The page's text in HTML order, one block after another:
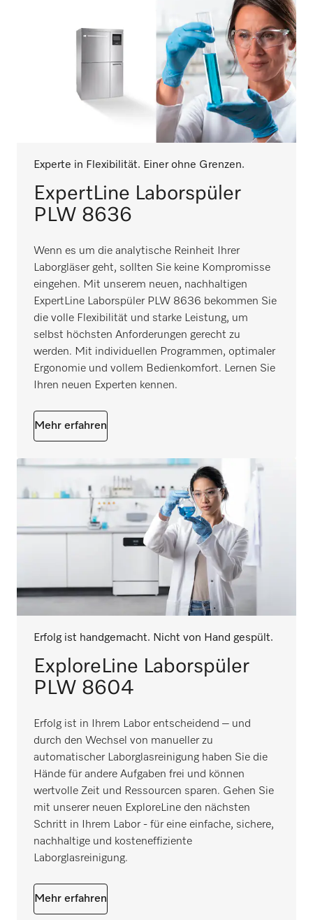
Experte in Flexibilität. Einer ohne Grenzen.
ExpertLine Laborspüler
PLW 8636
Wenn es um die analytische Reinheit Ihrer
Laborgläser geht, sollten Sie keine Kompromisse
eingehen. Mit unserem neuen, nachhaltigen
ExpertLine Laborspüler PLW 8636 bekommen Sie
die volle Flexibilität und starke Leistung, um
selbst höchsten Anforderungen gerecht zu
werden. Mit individuellen Programmen, optimaler
Ergonomie und vollem Bedienkomfort. Lernen Sie
Ihren neuen Experten kennen.
Mehr erfahren
Erfolg ist handgemacht. Nicht von Hand gespült.
ExploreLine Laborspüler
PLW 8604
Erfolg ist in Ihrem Labor entscheidend – und
durch den Wechsel von manueller zu
automatischer Laborglasreinigung haben Sie die
Hände für andere Aufgaben frei und können
wertvolle Zeit und Ressourcen sparen. Gehen Sie
mit unserer neuen ExploreLine den nächsten
Schritt in Ihrem Labor - für eine einfache, sichere,
nachhaltige und kosteneffiziente
Laborglasreinigung.
Mehr erfahren